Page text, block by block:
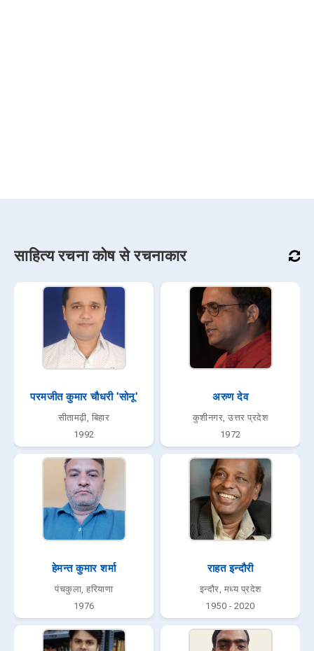
साहित्य रचना कोष से रचनाकार
परमजीत कुमार चौधरी 'सोनू'
सीतामढ़ी, बिहार
1992
अरुण देव
कुशीनगर, उत्तर प्रदेश
1972
हेमन्त कुमार शर्मा
पंचकुला, हरियाणा
1976
राहत इन्दौरी
इन्दौर, मध्य प्रदेश
1950 - 2020